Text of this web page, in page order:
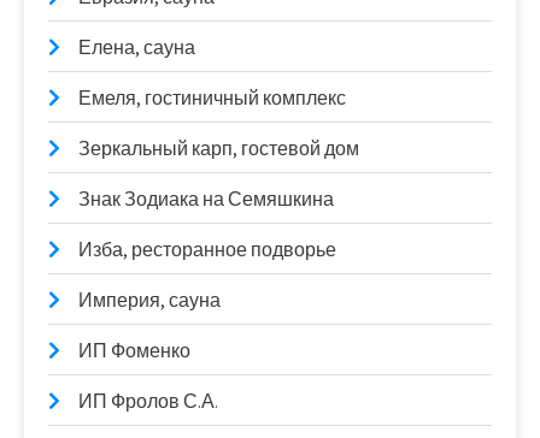
Елена, сауна
Емеля, гостиничный комплекс
Зеркальный карп, гостевой дом
Знак Зодиака на Семяшкина
Изба, ресторанное подворье
Империя, сауна
ИП Фоменко
ИП Фролов С.А.